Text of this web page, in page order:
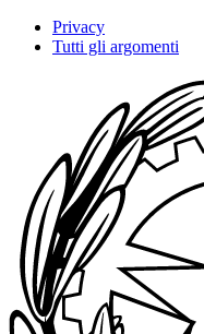
Privacy
Tutti gli argomenti